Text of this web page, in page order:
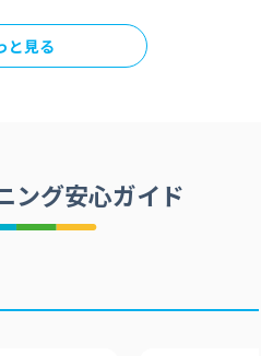
と見る
ング安心ガイド